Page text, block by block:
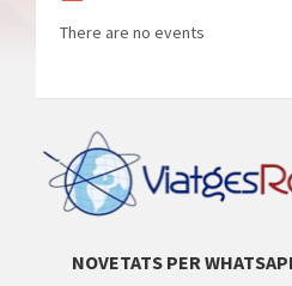
There are no events
NOVETATS PER